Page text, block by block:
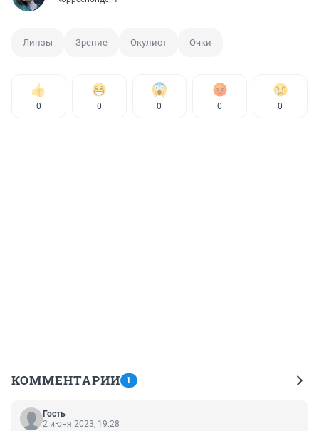
Линзы Зрение Окулист Очки
0 0 0 0 0
КОММЕНТАРИИ 1
Гость
2 июня 2023, 19:28